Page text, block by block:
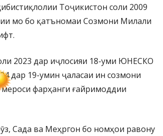
Тоҷикистон соли 2009
мо бо қатъномаи Созмони Милали
2023 дар иҷлосияи 18-уми ЮНЕСКО
дар 19-умин ҷаласаи ин созмони
фарҳанги ғайримоддии
Сада ва Меҳргон бо номҳои равону